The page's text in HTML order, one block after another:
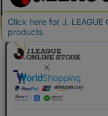
本サイトで使用している文
© JAPAN PROFESSIONAL